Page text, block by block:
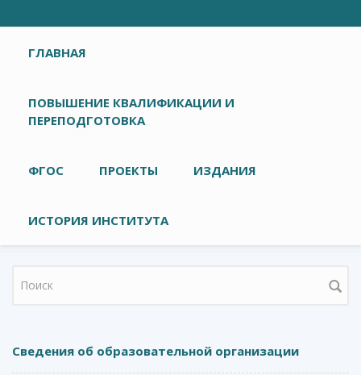
Главное меню
ГЛАВНАЯ
ПОВЫШЕНИЕ КВАЛИФИКАЦИИ И
ПЕРЕПОДГОТОВКА
ФГОС ПРОЕКТЫ ИЗДАНИЯ
ИСТОРИЯ ИНСТИТУТА
Форма поиска
Сведения об образовательной организации